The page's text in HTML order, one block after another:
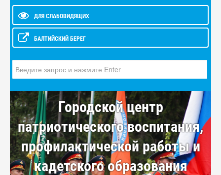
ДЛЯ СЛАБОВИДЯЩИХ
БАЛТИЙСКИЙ БЕРЕГ
Городской центр
патриотического воспитания,
профилактической работы и
кадетского образования